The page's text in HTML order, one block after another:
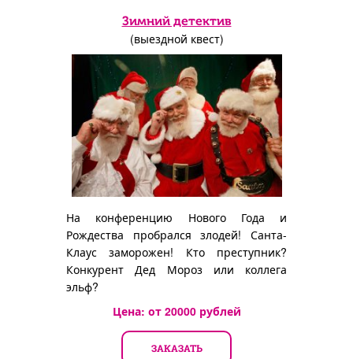
Зимний детектив
(выездной квест)
На конференцию Нового Года и
Рождества пробрался злодей! Санта-
Клаус заморожен! Кто преступник?
Конкурент Дед Мороз или коллега
эльф?
Цена: от 20000рублей
ЗАКАЗАТЬ